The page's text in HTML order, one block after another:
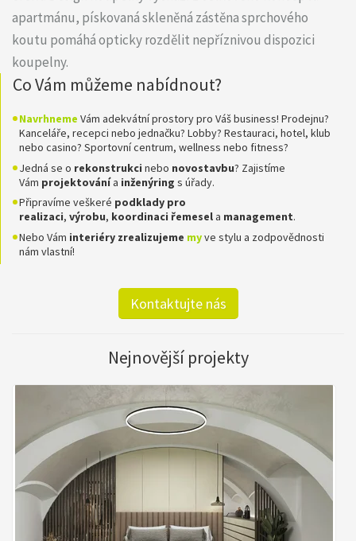
apartmánu, pískovaná skleněná zástěna sprchového
koutu pomáhá opticky rozdělit nepříznivou dispozici
koupelny.
Co Vám můžeme nabídnout?
Navrhneme Vám adekvátní prostory pro Váš business! Prodejnu?
Kanceláře, recepci nebo jednačku? Lobby? Restauraci, hotel, klub
nebo casino? Sportovní centrum, wellness nebo fitness?
Jedná se o rekonstrukci nebo novostavbu? Zajistíme
Vám projektovánía inženýring s úřady.
Připravíme veškeré podklady pro
realizaci, výrobu, koordinaci řemesela management.
Nebo Vám interiéry zrealizujeme myve stylu a zodpovědnosti
nám vlastní!
Kontaktujte nás
Nejnovější projekty